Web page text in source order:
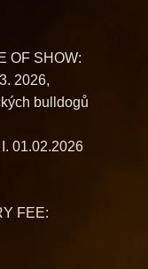
OF SHOW:
2026,
bulldogů
01.02.2026
FEE: